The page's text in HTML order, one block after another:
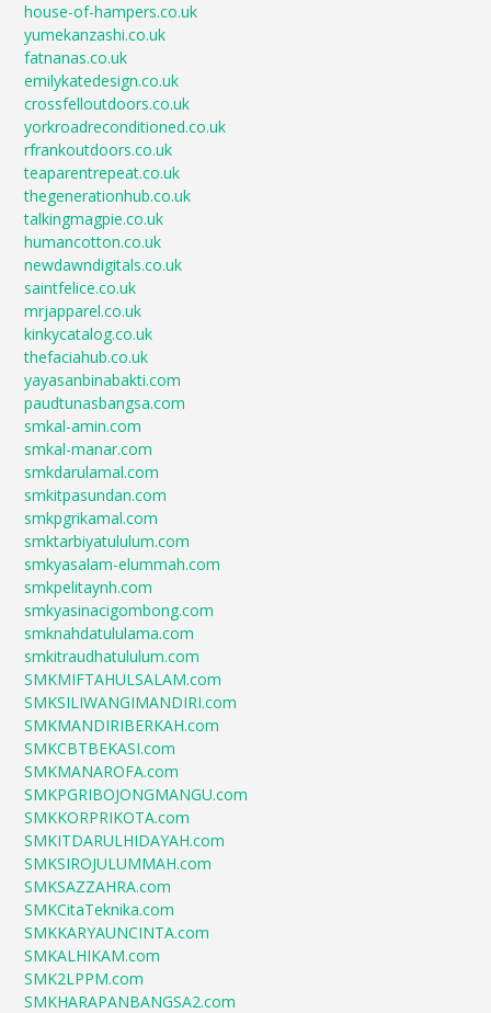
house-of-hampers.co.uk
yumekanzashi.co.uk
fatnanas.co.uk
emilykatedesign.co.uk
crossfelloutdoors.co.uk
yorkroadreconditioned.co.uk
rfrankoutdoors.co.uk
teaparentrepeat.co.uk
thegenerationhub.co.uk
talkingmagpie.co.uk
humancotton.co.uk
newdawndigitals.co.uk
saintfelice.co.uk
mrjapparel.co.uk
kinkycatalog.co.uk
thefaciahub.co.uk
yayasanbinabakti.com
paudtunasbangsa.com
smkal-amin.com
smkal-manar.com
smkdarulamal.com
smkitpasundan.com
smkpgrikamal.com
smktarbiyatululum.com
smkyasalam-elummah.com
smkpelitaynh.com
smkyasinacigombong.com
smknahdatululama.com
smkitraudhatululum.com
SMKMIFTAHULSALAM.com
SMKSILIWANGIMANDIRI.com
SMKMANDIRIBERKAH.com
SMKCBTBEKASI.com
SMKMANAROFA.com
SMKPGRIBOJONGMANGU.com
SMKKORPRIKOTA.com
SMKITDARULHIDAYAH.com
SMKSIROJULUMMAH.com
SMKSAZZAHRA.com
SMKCitaTeknika.com
SMKKARYAUNCINTA.com
SMKALHIKAM.com
SMK2LPPM.com
SMKHARAPANBANGSA2.com